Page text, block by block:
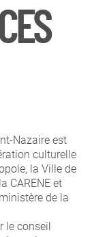
Nazaire est
culturelle
la Ville de
CARENE et
de la
le conseil